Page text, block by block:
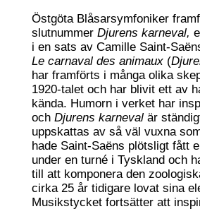
Östgöta Blåsarsymfoniker
slutnummer Djurens karneval,
i en sats av Camille Saint-
Le carnaval des animaux(
har framförts i många olika
1920-talet och har blivit ett av
kända. Humorn i verket har
och Djurens karneval är
uppskattas av så väl vuxna
hade Saint-Saëns plötsligt fått
under en turné i Tyskland och
till att komponera den
cirka 25 år tidigare lovat sina
Musikstycket fortsätter att